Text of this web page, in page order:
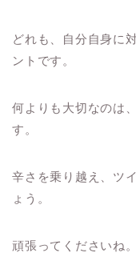
どれも、自分自身に
ントです。
何よりも大切なのは
す。
辛さを乗り越え、ツ
ょう。
頑張ってくださいね。